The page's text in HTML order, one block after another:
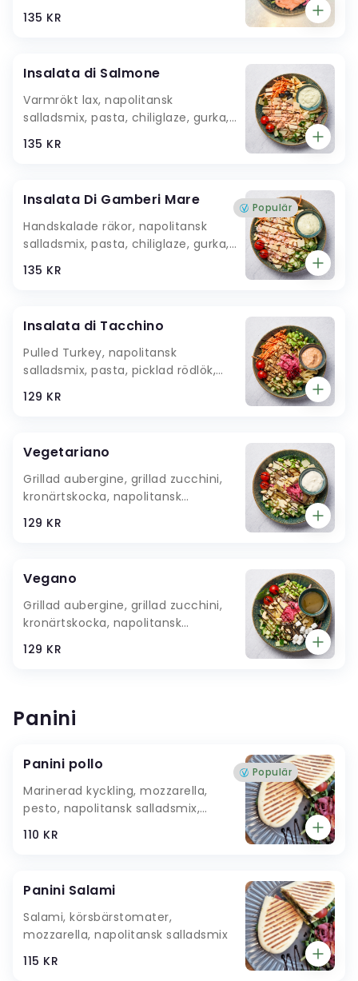
kronärtskocka, oliver, pistage,
135 KR
Insalata di Salmone
Varmrökt lax, napolitansk
salladsmix, pasta, chiliglaze, gurka,
rotfrukt, Grana Padano,
135 KR
Insalata Di Gamberi Mare
Handskalade räkor, napolitansk
salladsmix, pasta, chiliglaze, gurka,
Grana Padano, cashewnötter,
135 KR
Populär
Insalata di Tacchino
Pulled Turkey, napolitansk
salladsmix, pasta, picklad rödlök,
sötade lingon, riven rotfrukt,
129 KR
Vegetariano
Grillad aubergine, grillad zucchini,
kronärtskocka, napolitansk
sojabönor, picklad rödlök, gurka,
129 KR
Vegano
Grillad aubergine, grillad zucchini,
kronärtskocka, napolitansk
sojabönor, picklad rödlök, gurka,
129 KR
Panini
Panini pollo
Marinerad kyckling, mozzarella,
pesto, napolitansk salladsmix,
110 KR
Populär
Panini Salami
Salami, körsbärstomater,
mozzarella, napolitansk salladsmix
115 KR